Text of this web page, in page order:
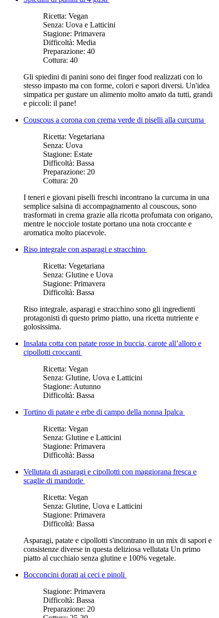
Ricetta: Vegan
Senza: Uova e Latticini
Stagione: Primavera
Difficoltà: Media
Preparazione: 40
Cottura: 40
Gli spiedini di panini sono dei finger food realizzati con lo
stesso impasto ma con forme, colori e sapori diversi. Un'idea
simpatica per gustare un alimento molto amato da tutti, grandi
e piccoli: il pane!
Couscous a corona con crema verde di piselli alla curcuma
Ricetta: Vegetariana
Senza: Uova
Stagione: Estate
Difficoltà: Bassa
Preparazione: 20
Cottura: 20
I teneri e giovani piselli freschi incontrano la curcuma in una
semplice salsina di accompagnamento al couscous, sono
trasformati in crema grazie alla ricotta profumata con origano,
mentre le nocciole tostate portano una nota croccante e
aromatica molto piacevole.
Riso integrale con asparagi e stracchino
Ricetta: Vegetariana
Senza: Glutine e Uova
Stagione: Primavera
Difficoltà: Bassa
Riso integrale, asparagi e stracchino sono gli ingredienti
protagonisti di questo primo piatto, una ricetta nutriente e
golosissima.
Insalata cotta con patate rosse in buccia, carote all’alloro e
cipollotti croccanti
Ricetta: Vegan
Senza: Glutine, Uova e Latticini
Stagione: Autunno
Difficoltà: Bassa
Tortino di patate e erbe di campo della nonna Ipalca
Ricetta: Vegan
Senza: Glutine e Latticini
Stagione: Primavera
Difficoltà: Bassa
Vellutata di asparagi e cipollotti con maggiorana fresca e
scaglie di mandorle
Ricetta: Vegan
Senza: Glutine, Uova e Latticini
Stagione: Primavera
Difficoltà: Bassa
Asparagi, patate e cipollotti s'incontrano in un mix di sapori e
consistenze diverse in questa deliziosa vellutata Un primo
piatto al cucchiaio senza glutine e 100% vegetale.
Bocconcini dorati ai ceci e pinoli
Stagione: Primavera
Difficoltà: Bassa
Preparazione: 20